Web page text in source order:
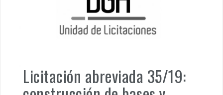
Licitación abreviada 35/19: